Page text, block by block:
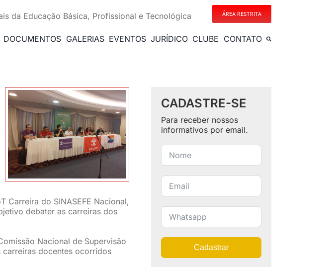
da Educação Básica, Profissional e Tecnológica ÁREA RESTRITA
DOCUMENTOS GALERIAS EVENTOS JURÍDICO CLUBE CONTATO
Carreira do SINASEFE Nacional,
debater as carreiras dos
Nacional de Supervisão
carreiras docentes ocorridos
CADASTRE-SE
Para receber nossos
informativos por email.
Cadastrar